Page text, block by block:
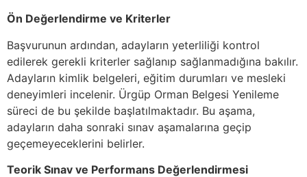
Ön Değerlendirme ve Kriterler
Başvurunun ardından, adayların yeterliliği kontrol
edilerek gerekli kriterler sağlanıp sağlanmadığına bakılır.
Adayların kimlik belgeleri, eğitim durumları ve mesleki
deneyimleri incelenir. Ürgüp Orman Belgesi Yenileme
süreci de bu şekilde başlatılmaktadır. Bu aşama,
adayların daha sonraki sınav aşamalarına geçip
geçemeyeceklerini belirler.
Teorik Sınav ve Performans Değerlendirmesi